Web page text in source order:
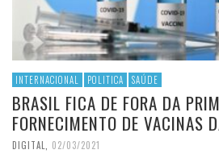
INTERNACIONAL POLITICA SAÚDE
BRASIL FICA DE FORA DA
FORNECIMENTO DE VACINAS
DIGITAL 02/03/2021